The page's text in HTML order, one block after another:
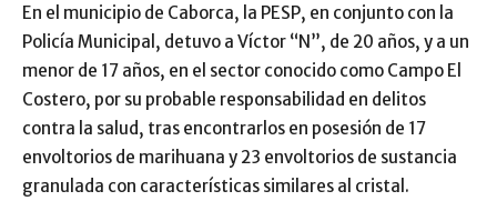
En el municipio de Caborca, la PESP, en conjunto con la
Policía Municipal, detuvo a Víctor “N”, de 20 años, y a un
menor de 17 años, en el sector conocido como Campo El
Costero, por su probable responsabilidad en delitos
contra la salud, tras encontrarlos en posesión de 17
envoltorios de marihuana y 23 envoltorios de sustancia
granulada con características similares al cristal.